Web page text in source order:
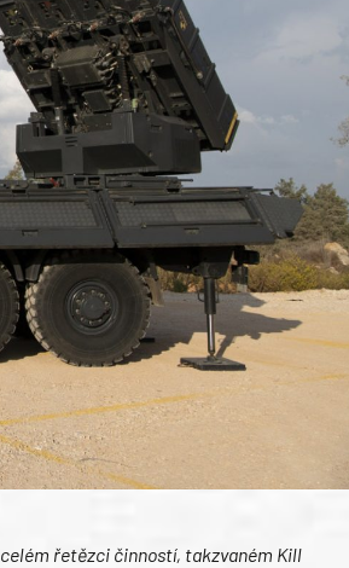
řetězci činností, takzvaném Kill